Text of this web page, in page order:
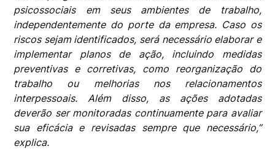
psicossociais em seus ambientes de trabalho,
independentemente do porte da empresa. Caso os
riscos sejam identificados, será necessário elaborar e
implementar planos de ação, incluindo medidas
preventivas e corretivas, como reorganização do
trabalho ou melhorias nos relacionamentos
interpessoais. Além disso, as ações adotadas
deverão ser monitoradas continuamente para avaliar
sua eficácia e revisadas sempre que necessário,”
explica.